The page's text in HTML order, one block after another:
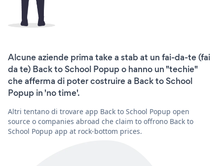
Alcune aziende prima take a stab at un fai-da-te (fai
da te) Back to School Popup o hanno un "techie"
che afferma di poter costruire a Back to School
Popup in 'no time'.
Altri tentano di trovare app Back to School Popup open
source o companies abroad che claim to offrono Back to
School Popup app at rock-bottom prices.